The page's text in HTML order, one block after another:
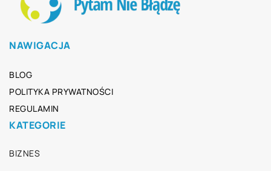
NAWIGACJA
BLOG
POLITYKA PRYWATNOŚCI
REGULAMIN
KATEGORIE
BIZNES